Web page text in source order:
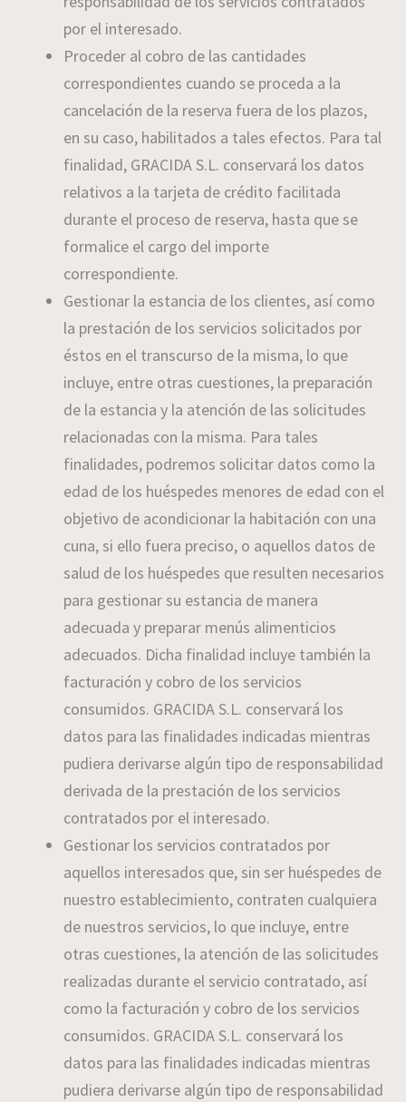
por el interesado.
Proceder al cobro de las cantidades
correspondientes cuando se proceda a la
cancelación de la reserva fuera de los plazos,
en su caso, habilitados a tales efectos. Para tal
finalidad, GRACIDA S.L. conservará los datos
relativos a la tarjeta de crédito facilitada
durante el proceso de reserva, hasta que se
formalice el cargo del importe
correspondiente.
Gestionar la estancia de los clientes, así como
la prestación de los servicios solicitados por
éstos en el transcurso de la misma, lo que
incluye, entre otras cuestiones, la preparación
de la estancia y la atención de las solicitudes
relacionadas con la misma. Para tales
finalidades, podremos solicitar datos como la
edad de los huéspedes menores de edad con el
objetivo de acondicionar la habitación con una
cuna, si ello fuera preciso, o aquellos datos de
salud de los huéspedes que resulten necesarios
para gestionar su estancia de manera
adecuada y preparar menús alimenticios
adecuados. Dicha finalidad incluye también la
facturación y cobro de los servicios
consumidos. GRACIDA S.L. conservará los
datos para las finalidades indicadas mientras
pudiera derivarse algún tipo de responsabilidad
derivada de la prestación de los servicios
contratados por el interesado.
Gestionar los servicios contratados por
aquellos interesados que, sin ser huéspedes de
nuestro establecimiento, contraten cualquiera
de nuestros servicios, lo que incluye, entre
otras cuestiones, la atención de las solicitudes
realizadas durante el servicio contratado, así
como la facturación y cobro de los servicios
consumidos. GRACIDA S.L. conservará los
datos para las finalidades indicadas mientras
pudiera derivarse algún tipo de responsabilidad